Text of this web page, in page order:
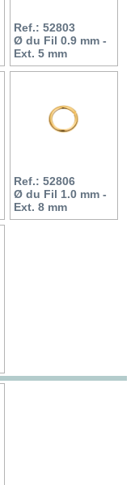
Ref.: 52803
Ø du Fil 0.9 mm -
Ext. 5 mm
Ref.: 52806
Ø du Fil 1.0 mm -
Ext. 8 mm